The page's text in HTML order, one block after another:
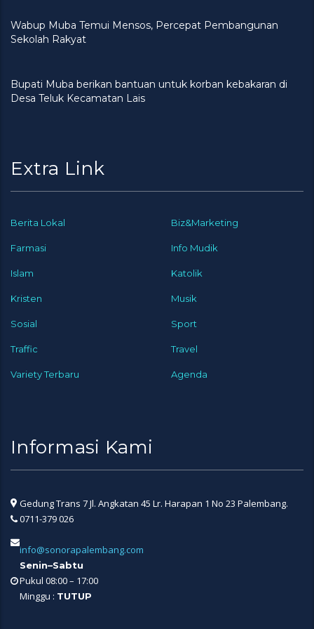
Wabup Muba Temui Mensos, Percepat Pembangunan
Sekolah Rakyat
Bupati Muba berikan bantuan untuk korban kebakaran di
Desa Teluk Kecamatan Lais
Extra Link
Berita Lokal Biz&Marketing
Farmasi Info Mudik
Islam Katolik
Kristen Musik
Sosial Sport
Traffic Travel
Variety Terbaru Agenda
Informasi Kami
Gedung Trans 7 Jl. Angkatan 45 Lr. Harapan 1 No 23 Palembang.
0711-379 026
info@sonorapalembang.com
Senin–Sabtu
Pukul 08:00 – 17:00
Minggu : TUTUP